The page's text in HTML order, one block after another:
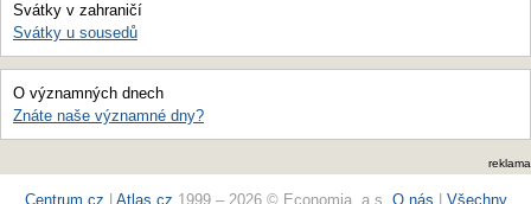
Svátky v zahraničí
Svátky u sousedů
O významných dnech
Znáte naše významné dny?
reklama
Centrum.cz Atlas.cz 1999 – 2026 © Economia, a.s. O nás Všechny